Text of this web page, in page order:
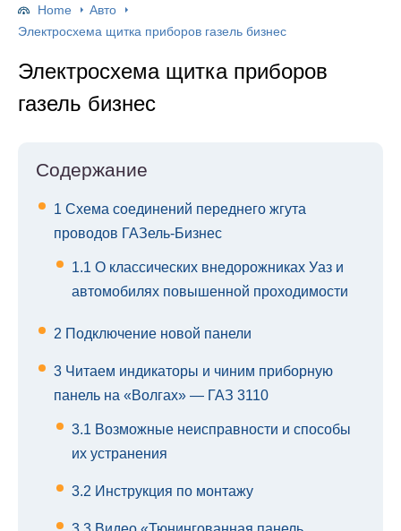
Home
Авто
Электросхема щитка приборов газель бизнес
Электросхема щитка приборов
газель бизнес
Содержание
1 Схема соединений переднего жгута
проводов ГАЗель-Бизнес
1.1 О классических внедорожниках Уаз и
автомобилях повышенной проходимости
2 Подключение новой панели
3 Читаем индикаторы и чиним приборную
панель на «Волгах» — ГАЗ 3110
3.1 Возможные неисправности и способы
их устранения
3.2 Инструкция по монтажу